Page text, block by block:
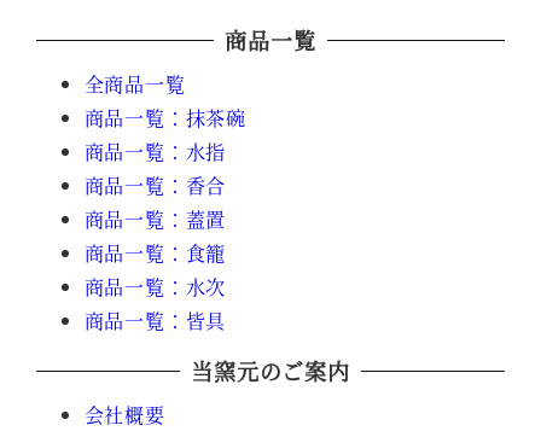
商品一覧
全商品一覧
商品一覧：抹茶碗
商品一覧：水指
商品一覧：香合
商品一覧：蓋置
商品一覧：食籠
商品一覧：水次
商品一覧：皆具
当窯元のご案内
会社概要